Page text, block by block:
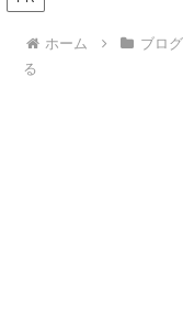
ホーム ブログ
る